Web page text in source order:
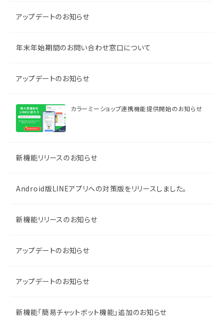
アップデートのお知らせ
年末年始期間のお問い合わせ窓口について
アップデートのお知らせ
カラーミーショップ連携機能提供開始のお知らせ
新機能リリースのお知らせ
Android版LINEアプリへの対策版をリリースしました。
新機能リリースのお知らせ
アップデートのお知らせ
アップデートのお知らせ
新機能「簡易チャットボット機能」追加のお知らせ